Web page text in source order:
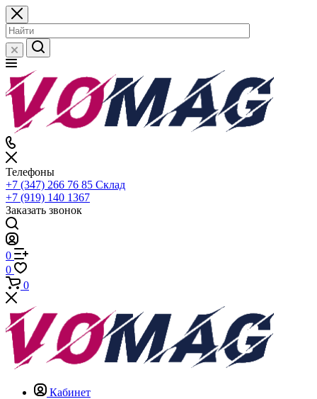
Телефоны
+7 (347) 266 76 85 Склад
+7 (919) 140 1367
Заказать звонок
0
0
0
Кабинет